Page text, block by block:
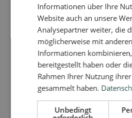
Azara et al. 2008). Ob der
auch die
humaner Frauenmilch
bisher nicht untersucht.
dass sich der
stillenden Müttern nach
nicht ändert (Mennella &
Informationen über Ihre
Website auch an unsere
Analysepartner weiter, die
möglicherweise mit anderen
Informationen
bereitgestellt haben oder
Rahmen Ihrer Nutzung
gesammelt haben.
Unbedingt